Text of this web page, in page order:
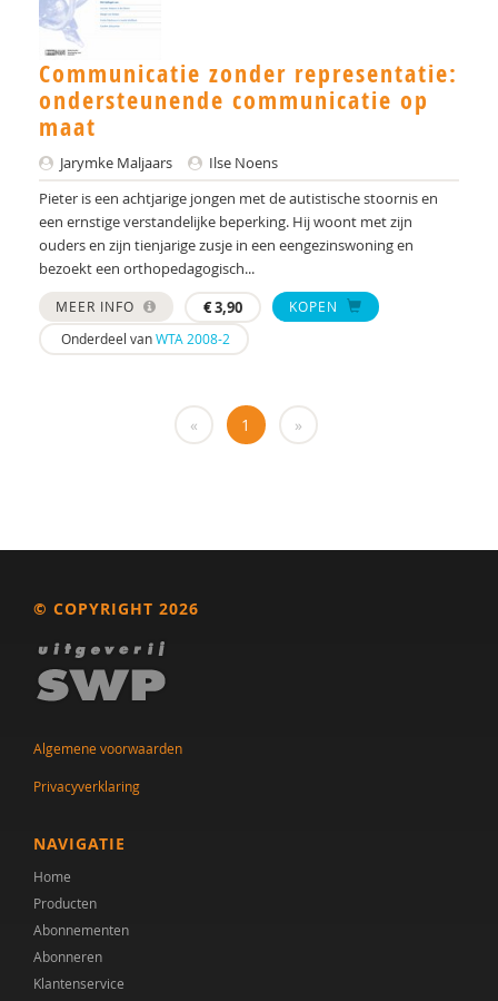
Mw. A.A. Spek
Esther A.M. Neidt
Cisco Aerts
M.E. Akkermans
Manna A. Alma
Monika Althaus
Mw. AM. Kruishoop
Helena Andrea
Catharina Anna Verschoor
Tony Attwood
dr. Audrey Mol
Centrum Autisme Leiden
Nederlands Autisme Register
Bram B. Sizoo
Elisa Back
Tineke Backer van Ommeren
Tineke Backer van Ommeren-van der Meer
Dieter Baeyens
Communicatie zonder representatie:
ondersteunende communicatie op
maat
Jarymke Maljaars
Ilse Noens
Pieter is een achtjarige jongen met de autistische stoornis en
een ernstige verstandelijke beperking. Hij woont met zijn
ouders en zijn tienjarige zusje in een eengezinswoning en
bezoekt een orthopedagogisch...
MEER INFO €3,90
KOPEN
Onderdeel vanWTA 2008-2
« 1 »
© COPYRIGHT 2026
Algemene voorwaarden
Privacyverklaring
NAVIGATIE
Home
Producten
Abonnementen
Abonneren
Klantenservice